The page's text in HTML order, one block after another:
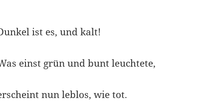
ist es, und kalt!
einst grün und bunt leuchtete,
nun leblos, wie tot.